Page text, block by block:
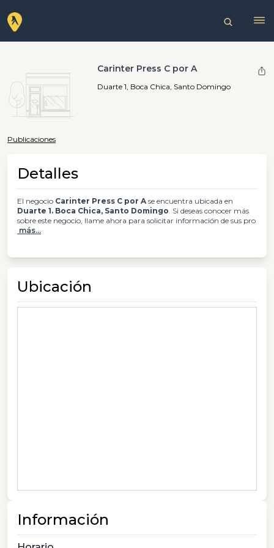
Carinter Press C por A
Duarte 1, Boca Chica, Santo Domingo
Publicaciones
Detalles
El negocio Carinter Press C por A se encuentra ubicada en
Duarte 1. Boca Chica, Santo Domingo. Si deseas conocer más
sobre este negocio, llame ahora para solicitar información de sus pro
más...
Ubicación
Información